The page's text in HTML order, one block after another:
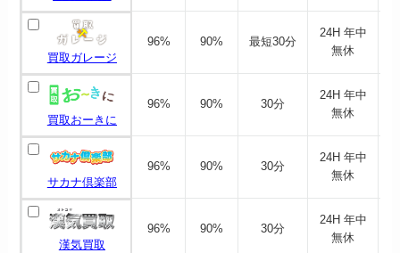
買取ガレージ
96% 90% 最短30分
24H 年中
無休
買取おーきに
96% 90% 30分
24H 年中
無休
サカナ倶楽部
96% 90% 30分
24H 年中
無休
漢気買取
96% 90% 30分
24H 年中
無休